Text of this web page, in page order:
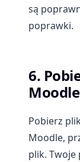
są
poprawki.
6.
Moodle
Pobierz
Moodle,
plik. Twoje